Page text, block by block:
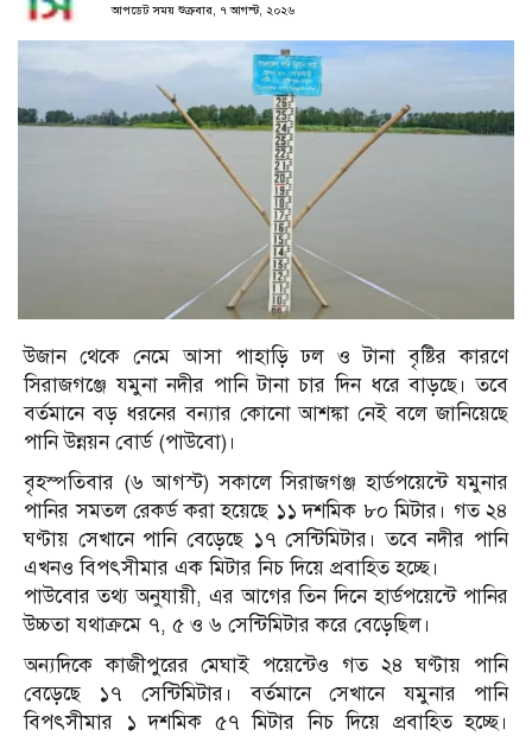
আপডেট সময় শুক্রবার, ৭ আগস্ট, ২০২৬
উজান থেকে নেমে আসা পাহাড়ি ঢল ও টানা বৃষ্টির কারণে
সিরাজগঞ্জে যমুনা নদীর পানি টানা চার দিন ধরে বাড়ছে। তবে
বর্তমানে বড় ধরনের বন্যার কোনো আশঙ্কা নেই বলে জানিয়েছে
পানি উন্নয়ন বোর্ড (পাউবো)।
বৃহস্পতিবার (৬ আগস্ট) সকালে সিরাজগঞ্জ হার্ডপয়েন্টে যমুনার
পানির সমতল রেকর্ড করা হয়েছে ১১ দশমিক ৮০ মিটার। গত ২৪
ঘণ্টায় সেখানে পানি বেড়েছে ১৭ সেন্টিমিটার। তবে নদীর পানি
এখনও বিপৎসীমার এক মিটার নিচ দিয়ে প্রবাহিত হচ্ছে।
পাউবোর তথ্য অনুযায়ী, এর আগের তিন দিনে হার্ডপয়েন্টে পানির
উচ্চতা যথাক্রমে ৭, ৫ ও ৬ সেন্টিমিটার করে বেড়েছিল।
অন্যদিকে কাজীপুরের মেঘাই পয়েন্টেও গত ২৪ ঘণ্টায় পানি
বেড়েছে ১৭ সেন্টিমিটার। বর্তমানে সেখানে যমুনার পানি
বিপৎসীমার ১ দশমিক ৫৭ মিটার নিচ দিয়ে প্রবাহিত হচ্ছে।